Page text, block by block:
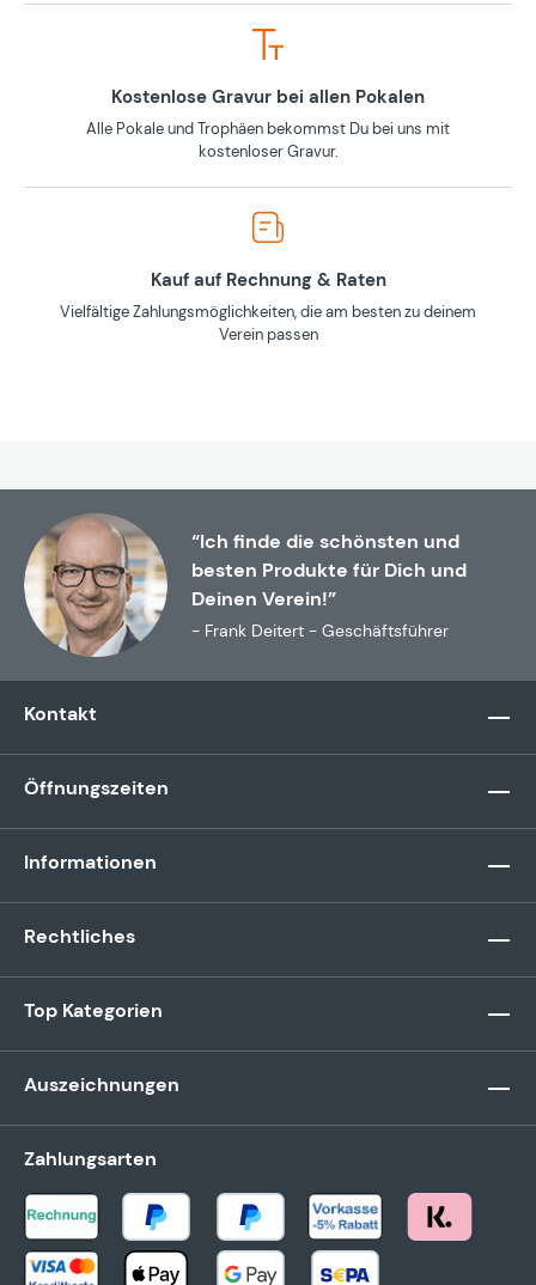
Kostenlose Gravur bei allen Pokalen
Alle Pokale und Trophäen bekommst Du bei uns mit
kostenloser Gravur.
Kauf auf Rechnung & Raten
Vielfältige Zahlungsmöglichkeiten, die am besten zu deinem
Verein passen
“Ich finde die schönsten und
besten Produkte für Dich und
Deinen Verein!”
- Frank Deitert - Geschäftsführer
Kontakt
Öffnungszeiten
Informationen
Rechtliches
Top Kategorien
Auszeichnungen
Zahlungsarten